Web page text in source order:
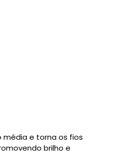
média e torna os fios
brilho e